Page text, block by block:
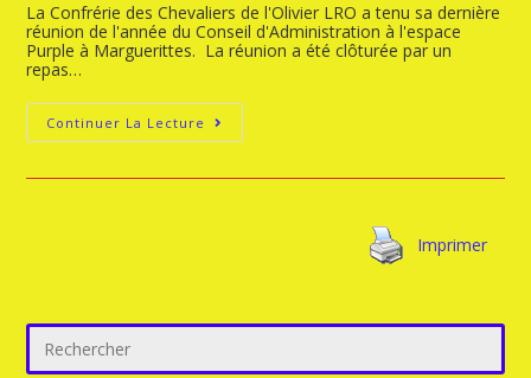
La Confrérie des Chevaliers de l'Olivier LRO a tenu sa dernière
réunion de l'année du Conseil d'Administration à l'espace
Purple à Marguerittes. La réunion a été clôturée par un
repas…
Continuer La Lecture
Imprimer